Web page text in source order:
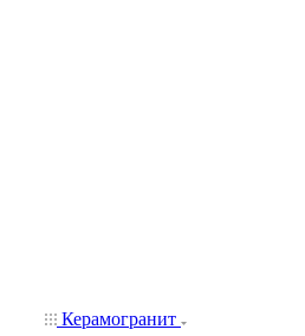
Керамогранит